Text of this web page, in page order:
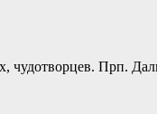
Прп.